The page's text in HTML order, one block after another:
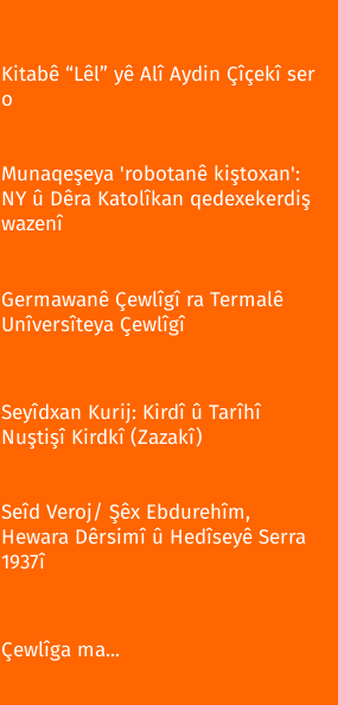
Kitabê “Lêl” yê Alî Aydin Çîçekî ser
o
Munaqeşeya 'robotanê kiştoxan':
NY û Dêra Katolîkan qedexekerdiş
wazenî
Germawanê Çewlîgî ra Termalê
Unîversîteya Çewlîgî
Seyîdxan Kurij: Kirdî û Tarîhî
Nuştişî Kirdkî (Zazakî)
Seîd Veroj/ Şêx Ebdurehîm,
Hewara Dêrsimî û Hedîseyê Serra
1937î
Çewlîga ma...